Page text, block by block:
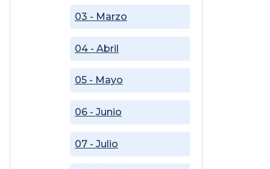
03 - Marzo
04 - Abril
05 - Mayo
06 - Junio
07 - Julio